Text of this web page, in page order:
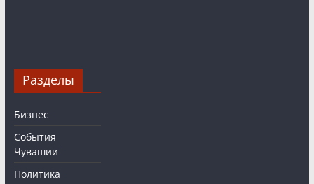
Разделы
Бизнес
События
Чувашии
Политика